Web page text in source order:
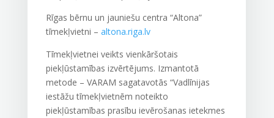
Rīgas bērnu un jauniešu centra “Altona”
tīmekļvietni – altona.riga.lv
Tīmekļvietnei veikts vienkāršotais
piekļūstamības izvērtējums. Izmantotā
metode – VARAM sagatavotās “Vadlīnijas
iestāžu tīmekļvietnēm noteikto
piekļūstamības prasību ievērošanas ietekmes